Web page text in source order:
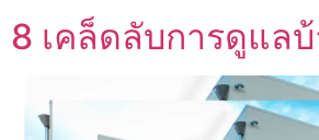
8 เคล็ดลับการดูแล